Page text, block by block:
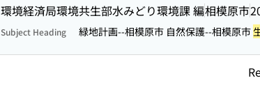
環境経済局環境共生部水みどり環境課 編相模原市
Subject Heading 緑地計画--相模原市 自然保護--相模原市